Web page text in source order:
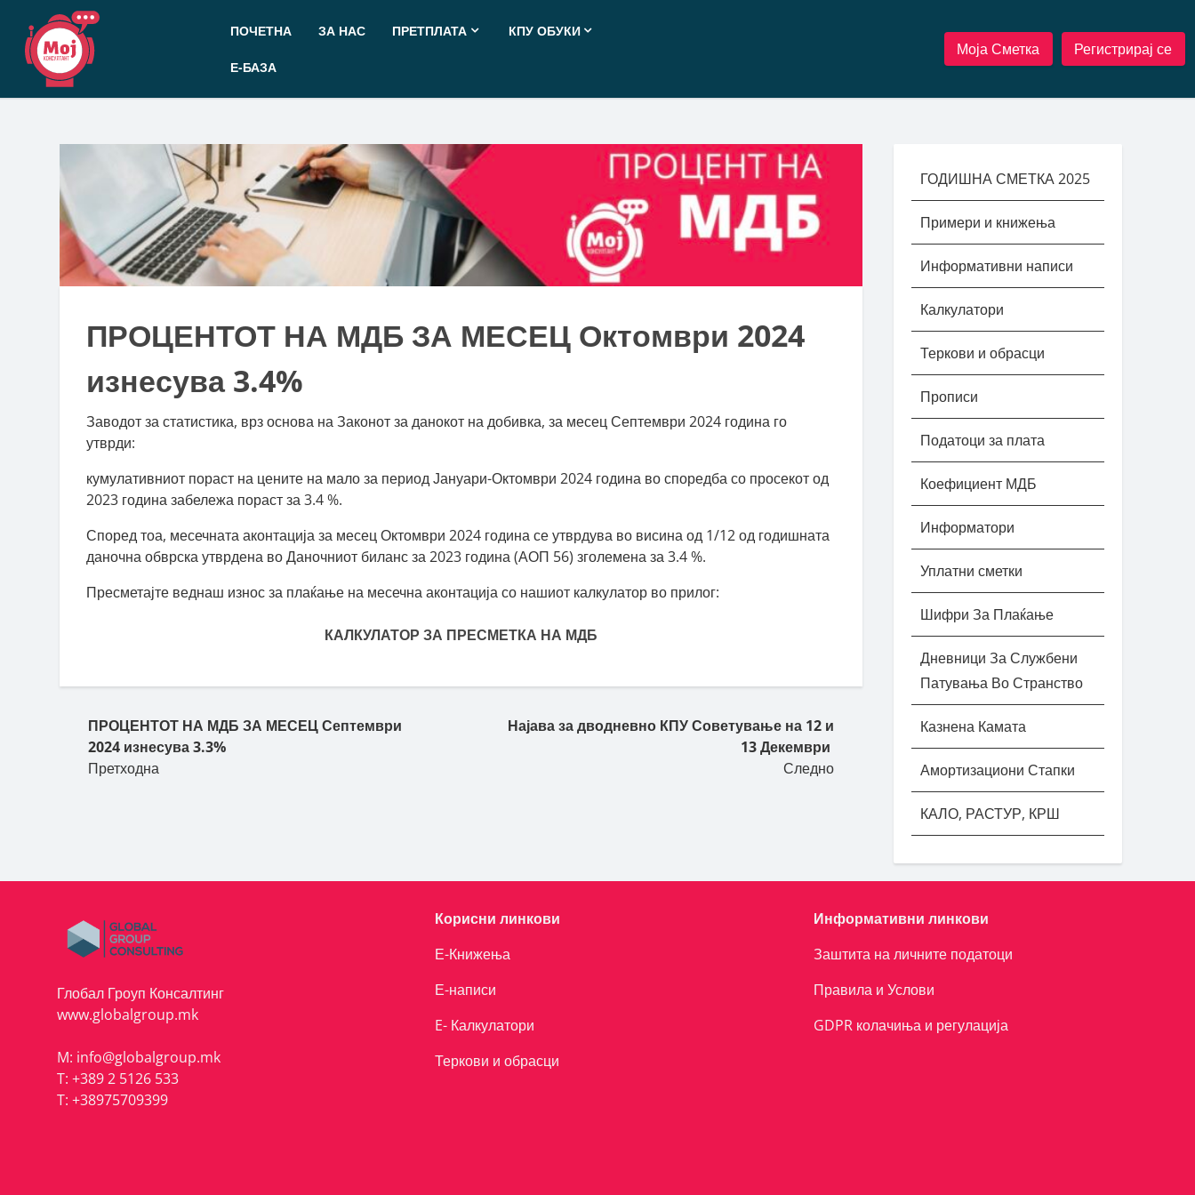
Прескокнете
содржината
ПОЧЕТНА ЗА НАС ПРЕТПЛАТА КПУ ОБУКИ
Е-БАЗА
Моја Сметка Регистрирај се
ПРОЦЕНТОТ НА МДБ ЗА МЕСЕЦ Октомври 2024
изнесува 3.4%
Заводот за статистика, врз основа на Законот за данокот на добивка, за месец Септември 2024 година го
утврди:
кумулативниот пораст на цените на мало за период Јануари-Октомври 2024 година во споредба со просекот од
2023 година забележа пораст за 3.4 %.
Според тоа, месечната аконтација за месец Октомври 2024 година се утврдува во висина од 1/12 од годишната
даночна обврска утврдена во Даночниот биланс за 2023 година (АОП 56) зголемена за 3.4 %.
Пресметајте веднаш износ за плаќање на месечна аконтација со нашиот калкулатор во прилог:
КАЛКУЛАТОР ЗА ПРЕСМЕТКА НА МДБ
ПРОЦЕНТОТ НА МДБ ЗА МЕСЕЦ Септември
2024 изнесува 3.3%
Претходна
Најава за дводневно КПУ Советување на 12 и
13 Декември
Следно
ГОДИШНА СМЕТКА 2025
Примери и книжења
Информативни написи
Калкулатори
Теркови и обрасци
Прописи
Податоци за плата
Коефициент МДБ
Информатори
Уплатни сметки
Шифри За Плаќање
Дневници За Службени
Патувања Во Странство
Казнена Камата
Амортизациони Стапки
КАЛО, РАСТУР, КРШ
Глобал Гроуп Консалтинг
www.globalgroup.mk
M: info@globalgroup.mk
T: +389 2 5126 533
T: +38975709399
Корисни линкови
Е-Книжења
Е-написи
E- Калкулатори
Теркови и обрасци
Информативни линкови
Заштита на личните податоци
Правила и Услови
GDPR колачиња и регулација